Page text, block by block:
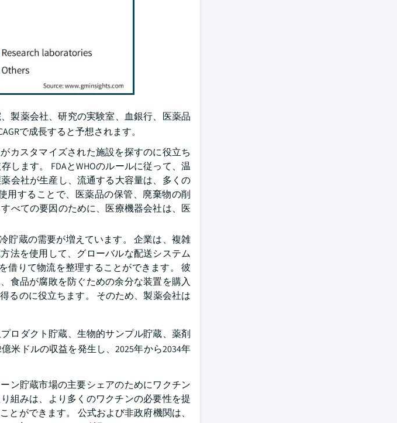
製薬会社、研究の実験室、血銀行、医薬品
で成長すると予想されます。
カスタマイズされた施設を探すのに役立ち
します。 FDAとWHOのルールに従って、温
会社が生産し、流通する大容量は、多くの
用することで、医薬品の保管、廃棄物の削
べての要因のために、医療機器会社は、医
貯蔵の需要が増えています。 企業は、複雑
法を使用して、グローバルな配送システム
借りて物流を整理することができます。 彼
食品が腐敗を防ぐための余分な装置を購入
るのに役立ちます。 そのため、製薬会社は
ロダクト貯蔵、生物的サンプル貯蔵、薬剤
米ドルの収益を発生し、2025年から2034年
ン貯蔵市場の主要シェアのためにワクチン
組みは、より多くのワクチンの必要性を提
ができます。 公式および非政府機関は、